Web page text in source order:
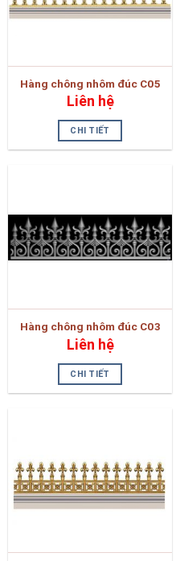
Hàng chông nhôm đúc C05
Liên hệ
CHI TIẾT
Hàng chông nhôm đúc C03
Liên hệ
CHI TIẾT